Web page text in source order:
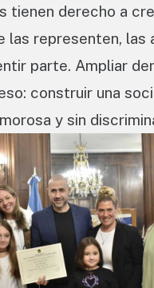
tienen derecho a
las representen, las
parte. Ampliar
construir una
y sin